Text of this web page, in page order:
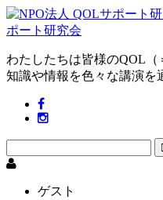
ポート研究会
わたしたちは皆様のQOL
知識や情報を色々な講演を
ゲスト